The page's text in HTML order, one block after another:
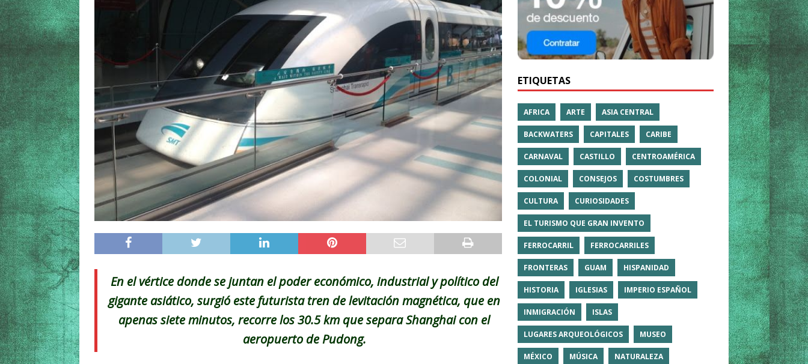
En el vértice donde se juntan el poder económico, industrial y político del
gigante asiático, surgió este futurista tren de levitación magnética, que en
apenas siete minutos, recorre los 30.5 km que separa Shanghai con el
aeropuerto de Pudong.
ETIQUETAS
AFRICA ARTE ASIA CENTRAL
BACKWATERS CAPITALES CARIBE
CARNAVAL CASTILLO CENTROAMÉRICA
COLONIAL CONSEJOS COSTUMBRES
CULTURA CURIOSIDADES
EL TURISMO QUE GRAN INVENTO
FERROCARRIL FERROCARRILES
FRONTERAS GUAM HISPANIDAD
HISTORIA IGLESIAS IMPERIO ESPAÑOL
INMIGRACIÓN ISLAS
LUGARES ARQUEOLÓGICOS MUSEO
MÉXICO MÚSICA NATURALEZA